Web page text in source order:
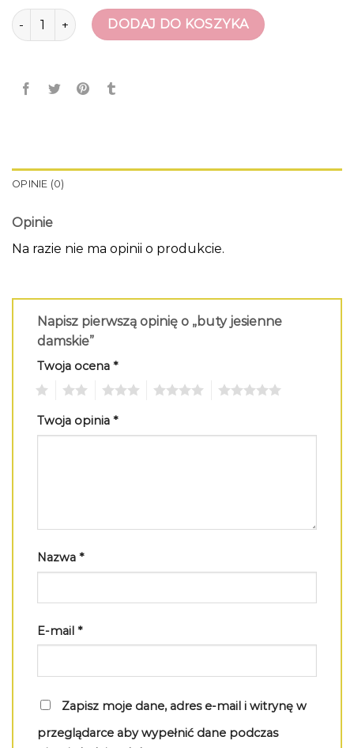
ilość buty jesienne damskieDODAJ DO KOSZYKA
OPINIE (0)
Opinie
Na razie nie ma opinii o produkcie.
Napisz pierwszą opinię o „buty jesienne
damskie”
Twoja ocena *
Twoja opinia *
Nazwa *
E-mail *
Zapisz moje dane, adres e-mail i witrynę w
przeglądarce aby wypełnić dane podczas